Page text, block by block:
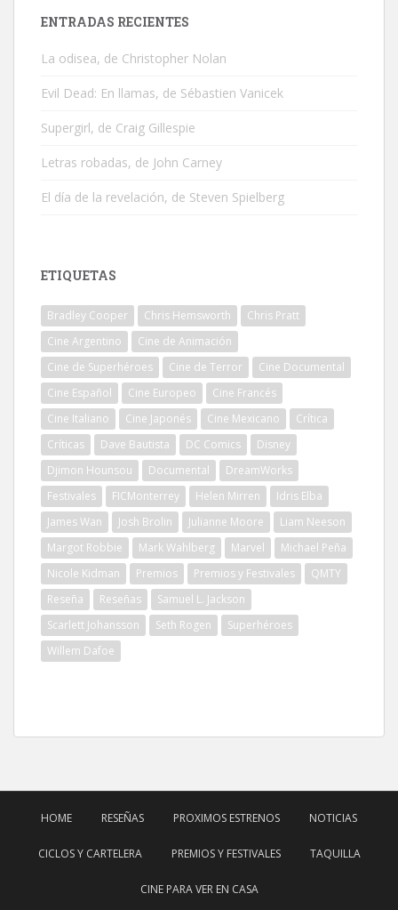
ENTRADAS RECIENTES
La odisea, de Christopher Nolan
Evil Dead: En llamas, de Sébastien Vanicek
Supergirl, de Craig Gillespie
Letras robadas, de John Carney
El día de la revelación, de Steven Spielberg
ETIQUETAS
Bradley Cooper Chris Hemsworth
Chris Pratt
Cine Argentino
Cine de Animación
Cine de Superhéroes
Cine de Terror
Cine Documental
Cine Español
Cine Europeo
Cine Francés
Cine Italiano
Cine Japonés Cine Mexicano
Crítica
Críticas
Dave Bautista DC Comics
Disney
Djimon Hounsou
Documental
DreamWorks
Festivales
FICMonterrey Helen Mirren
Idris Elba
James Wan
Josh Brolin Julianne Moore
Liam Neeson
Margot Robbie
Mark Wahlberg Marvel
Michael Peña
Nicole Kidman
Premios Premios y Festivales
QMTY
Reseña
Reseñas
Samuel L. Jackson
Scarlett Johansson
Seth Rogen
Superhéroes
Willem Dafoe
HOME RESEÑAS PROXIMOS ESTRENOS NOTICIAS
CICLOS Y CARTELERA PREMIOS Y FESTIVALES TAQUILLA
CINE PARA VER EN CASA